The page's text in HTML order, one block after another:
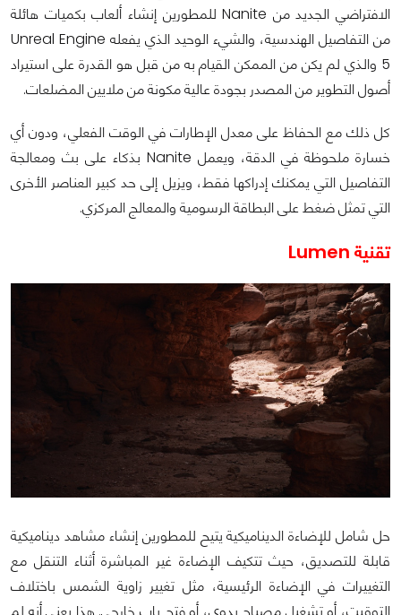
الافتراضي الجديد من Nanite للمطورين إنشاء ألعاب بكميات هائلة
من التفاصيل الهندسية، والشيء الوحيد الذي يفعله Unreal Engine
5 والذي لم يكن من الممكن القيام به من قبل هو القدرة على استيراد
أصول التطوير من المصدر بجودة عالية مكونة من ملايين المضلعات.
كل ذلك مع الحفاظ على معدل الإطارات في الوقت الفعلي، ودون أي
خسارة ملحوظة في الدقة، ويعمل Nanite بذكاء على بث ومعالجة
التفاصيل التي يمكنك إدراكها فقط، ويزيل إلى حد كبير العناصر الأخرى
التي تمثل ضغط على البطاقة الرسومية والمعالج المركزي.
تقنية Lumen
حل شامل للإضاءة الديناميكية يتيح للمطورين إنشاء مشاهد ديناميكية
قابلة للتصديق، حيث تتكيف الإضاءة غير المباشرة أثناء التنقل مع
التغييرات في الإضاءة الرئيسية، مثل تغيير زاوية الشمس باختلاف
التوقيت، أو تشغيل مصباح يدوي، أو فتح باب خارجي. هذا يعني أنه لم